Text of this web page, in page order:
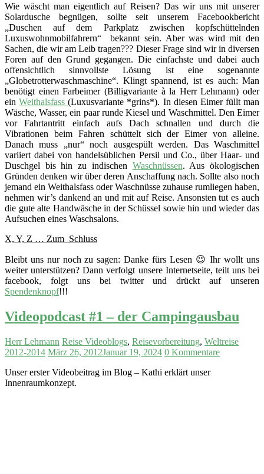
Wie wäscht man eigentlich auf Reisen? Das wir uns mit unserer
Solardusche begnügen, sollte seit unserem Facebookbericht
„Duschen auf dem Parkplatz zwischen kopfschüttelnden
Luxuswohnmobilfahrern“ bekannt sein. Aber was wird mit den
Sachen, die wir am Leib tragen??? Dieser Frage sind wir in diversen
Foren auf den Grund gegangen. Die einfachste und dabei auch
offensichtlich sinnvollste Lösung ist eine sogenannte
„Globetrotterwaschmaschine“. Klingt spannend, ist es auch: Man
benötigt einen Farbeimer (Billigvariante à la Herr Lehmann) oder
einWeithalsfass(Luxusvariante *grins*). In diesen Eimer füllt man
Wäsche, Wasser, ein paar runde Kiesel und Waschmittel. Den Eimer
vor Fahrtantritt einfach aufs Dach schnallen und durch die
Vibrationen beim Fahren schüttelt sich der Eimer von alleine.
Danach muss „nur“ noch ausgespült werden. Das Waschmittel
variiert dabei von handelsüblichen Persil und Co., über Haar- und
Duschgel bis hin zu indischen Waschnüssen. Aus ökologischen
Gründen denken wir über deren Anschaffung nach. Sollte also noch
jemand ein Weithalsfass oder Waschnüsse zuhause rumliegen haben,
nehmen wir’s dankend an und mit auf Reise. Ansonsten tut es auch
die gute alte Handwäsche in der Schüssel sowie hin und wieder das
Aufsuchen eines Waschsalons.
X, Y, Z … Zum Schluss
Bleibt uns nur noch zu sagen: Danke fürs Lesen 😉 Ihr wollt uns
weiter unterstützen? Dann verfolgt unsere Internetseite, teilt uns bei
facebook, folgt uns bei twitter und drückt auf unseren
Spendenknopf!!!
Videopodcast #1 – der Campingausbau
Herr Lehmann Reise Videoblogs, Reisevorbereitung, Weltreise
2012-2014 März 26, 2012Januar 19, 2024 0 Kommentare
Unser erster Videobeitrag im Blog – Kathi erklärt unser
Innenraumkonzept.